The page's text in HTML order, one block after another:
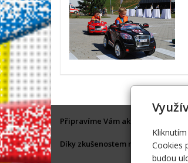
Připravíme Vám akci na klíč, nebo
Díky zkušenostem máme dobré
Cookies
budou